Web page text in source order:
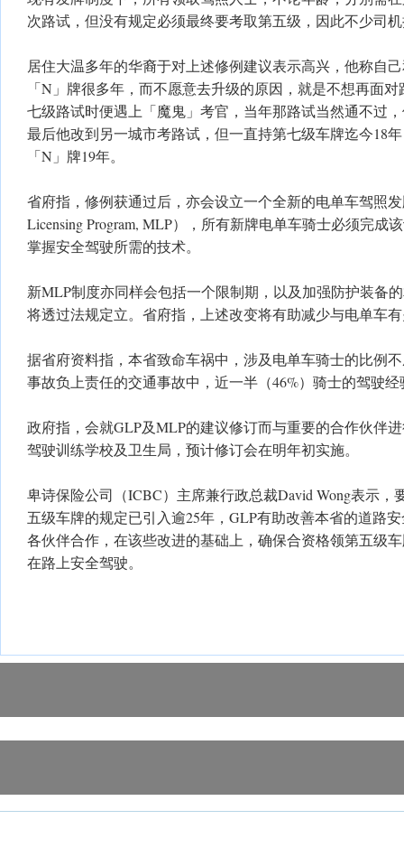
次路试，但没有规定必须最终要考取第五级，因此不少司
居住大温多年的华裔于对上述修例建议表示高兴，他称自
「N」牌很多年，而不愿意去升级的原因，就是不想再面
七级路试时便遇上「魔鬼」考官，当年那路试当然通不过
最后他改到另一城市考路试，但一直持第七级车牌迄今18
「N」牌19年。
省府指，修例获通过后，亦会设立一个全新的电单车驾照
Licensing Program, MLP），所有新牌电单车骑士必须完成
掌握安全驾驶所需的技术。
新MLP制度亦同样会包括一个限制期，以及加强防护装备
将透过法规定立。省府指，上述改变将有助减少与电单车
据省府资料指，本省致命车祸中，涉及电单车骑士的比例
事故负上责任的交通事故中，近一半（46%）骑士的驾驶
政府指，会就GLP及MLP的建议修订而与重要的合作伙伴
驾驶训练学校及卫生局，预计修订会在明年初实施。
卑诗保险公司（ICBC）主席兼行政总裁David Wong表示，
五级车牌的规定已引入逾25年，GLP有助改善本省的道路
各伙伴合作，在该些改进的基础上，确保合资格领第五级
在路上安全驾驶。